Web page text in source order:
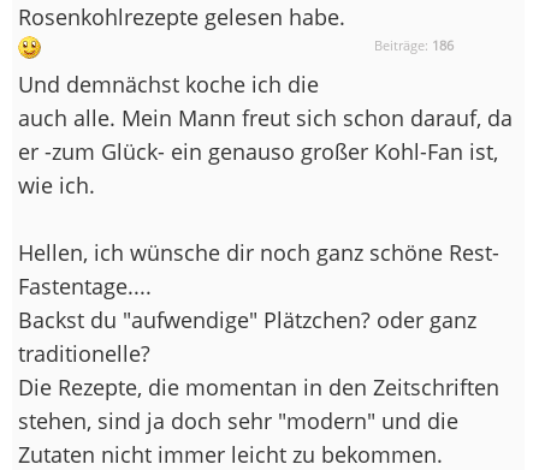
Beiträge: 186
Rosenkohlrezepte gelesen habe.
Und demnächst koche ich die
auch alle. Mein Mann freut sich schon darauf, da
er -zum Glück- ein genauso großer Kohl-Fan ist,
wie ich.
Hellen, ich wünsche dir noch ganz schöne Rest-
Fastentage....
Backst du "aufwendige" Plätzchen? oder ganz
traditionelle?
Die Rezepte, die momentan in den Zeitschriften
stehen, sind ja doch sehr "modern" und die
Zutaten nicht immer leicht zu bekommen.